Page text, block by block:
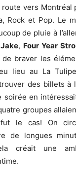
vers Montréal
Rock et Pop. Le
de pluie à
, Four Year
braver les
lieu au La Tulipe
des billets à
soirée en
groupes
le cas! On
de longues
créait une